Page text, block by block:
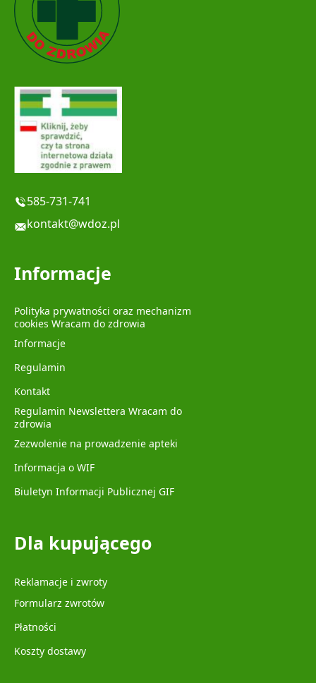
585-731-741
kontakt@wdoz.pl
Informacje
Polityka prywatności oraz mechanizm
cookies Wracam do zdrowia
Informacje
Regulamin
Kontakt
Regulamin Newslettera Wracam do
zdrowia
Zezwolenie na prowadzenie apteki
Informacja o WIF
Biuletyn Informacji Publicznej GIF
Dla kupującego
Reklamacje i zwroty
Formularz zwrotów
Płatności
Koszty dostawy